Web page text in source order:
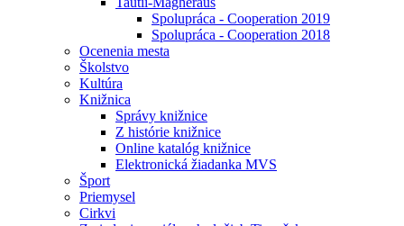
Spolupráca - Cooperation 2019
Spolupráca - Cooperation 2018
Ocenenia mesta
Školstvo
Kultúra
Knižnica
Správy knižnice
Z histórie knižnice
Online katalóg knižnice
Elektronická žiadanka MVS
Šport
Priemysel
Cirkvi